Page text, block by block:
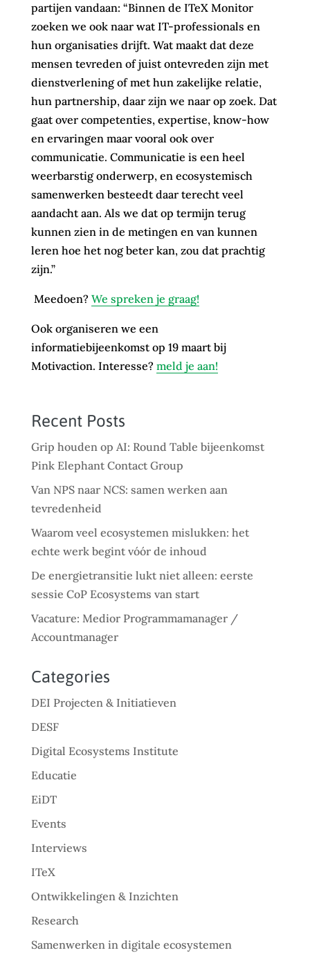
partijen vandaan: “Binnen de ITeX Monitor
zoeken we ook naar wat IT-professionals en
hun organisaties drijft. Wat maakt dat deze
mensen tevreden of juist ontevreden zijn met
dienstverlening of met hun zakelijke relatie,
hun partnership, daar zijn we naar op zoek. Dat
gaat over competenties, expertise, know-how
en ervaringen maar vooral ook over
communicatie. Communicatie is een heel
weerbarstig onderwerp, en ecosystemisch
samenwerken besteedt daar terecht veel
aandacht aan. Als we dat op termijn terug
kunnen zien in de metingen en van kunnen
leren hoe het nog beter kan, zou dat prachtig
zijn.”
Meedoen? We spreken je graag!
Ook organiseren we een
informatiebijeenkomst op 19 maart bij
Motivaction. Interesse? meld je aan!
Recent Posts
Grip houden op AI: Round Table bijeenkomst
Pink Elephant Contact Group
Van NPS naar NCS: samen werken aan
tevredenheid
Waarom veel ecosystemen mislukken: het
echte werk begint vóór de inhoud
De energietransitie lukt niet alleen: eerste
sessie CoP Ecosystems van start
Vacature: Medior Programmamanager /
Accountmanager
Categories
DEI Projecten & Initiatieven
DESF
Digital Ecosystems Institute
Educatie
EiDT
Events
Interviews
ITeX
Ontwikkelingen & Inzichten
Research
Samenwerken in digitale ecosystemen